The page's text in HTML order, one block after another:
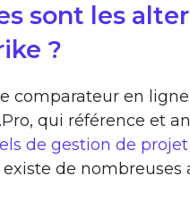
sont les
?
comparateur en ligne
qui référence et
de gestion de
existe de nombreuses